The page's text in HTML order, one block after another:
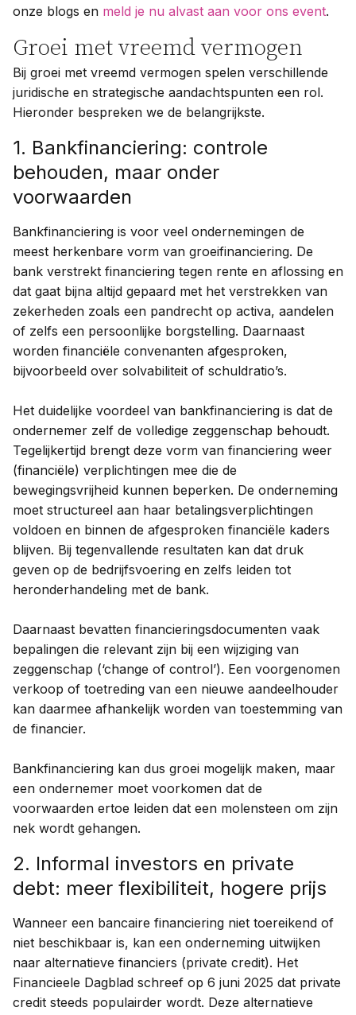
onze blogs en meld je nu alvast aan voor ons event.
Groei met vreemd vermogen
Bij groei met vreemd vermogen spelen verschillende
juridische en strategische aandachtspunten een rol.
Hieronder bespreken we de belangrijkste.
1. Bankfinanciering: controle
behouden, maar onder
voorwaarden
Bankfinanciering is voor veel ondernemingen de
meest herkenbare vorm van groeifinanciering. De
bank verstrekt financiering tegen rente en aflossing en
dat gaat bijna altijd gepaard met het verstrekken van
zekerheden zoals een pandrecht op activa, aandelen
of zelfs een persoonlijke borgstelling. Daarnaast
worden financiële convenanten afgesproken,
bijvoorbeeld over solvabiliteit of schuldratio’s.
Het duidelijke voordeel van bankfinanciering is dat de
ondernemer zelf de volledige zeggenschap behoudt.
Tegelijkertijd brengt deze vorm van financiering weer
(financiële) verplichtingen mee die de
bewegingsvrijheid kunnen beperken. De onderneming
moet structureel aan haar betalingsverplichtingen
voldoen en binnen de afgesproken financiële kaders
blijven. Bij tegenvallende resultaten kan dat druk
geven op de bedrijfsvoering en zelfs leiden tot
heronderhandeling met de bank.
Daarnaast bevatten financieringsdocumenten vaak
bepalingen die relevant zijn bij een wijziging van
zeggenschap (‘change of control’). Een voorgenomen
verkoop of toetreding van een nieuwe aandeelhouder
kan daarmee afhankelijk worden van toestemming van
de financier.
Bankfinanciering kan dus groei mogelijk maken, maar
een ondernemer moet voorkomen dat de
voorwaarden ertoe leiden dat een molensteen om zijn
nek wordt gehangen.
2. Informal investors en private
debt: meer flexibiliteit, hogere prijs
Wanneer een bancaire financiering niet toereikend of
niet beschikbaar is, kan een onderneming uitwijken
naar alternatieve financiers (private credit). Het
Financieele Dagblad schreef op 6 juni 2025 dat private
credit steeds populairder wordt. Deze alternatieve